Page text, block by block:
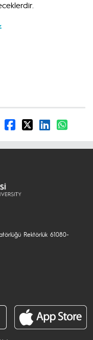
Rektörlük 61080-